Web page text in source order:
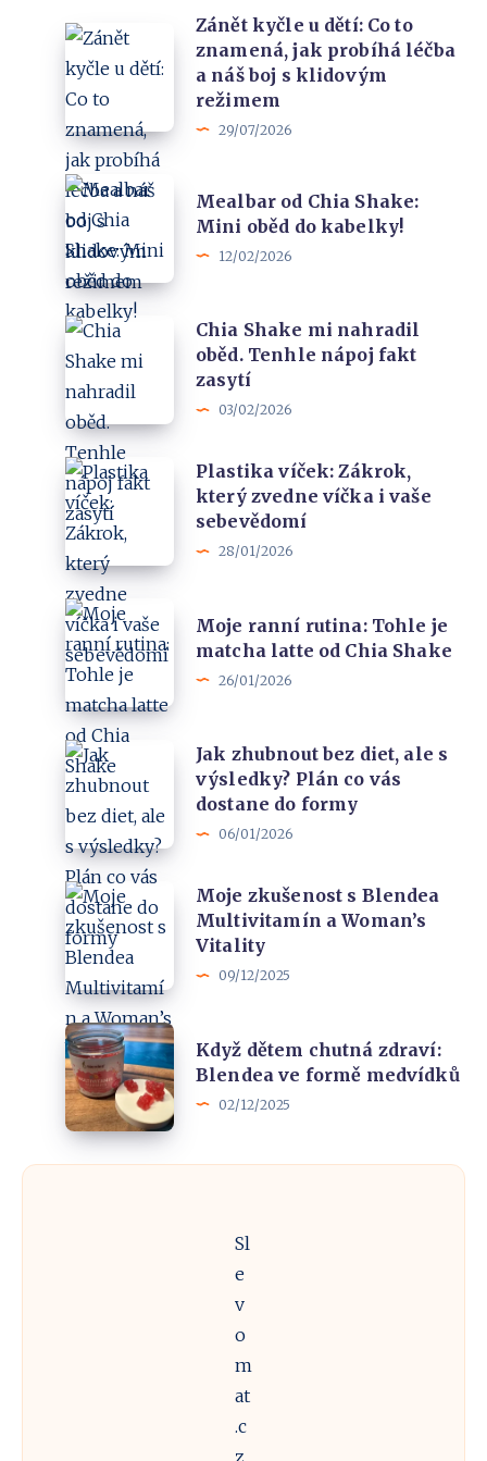
Zánět
kyčle
u
dětí:
Co
to
znamená,
jak
probíhá
léčba
náš
boj
s
klidovým
režimem
Zánět kyčle u dětí: Co to
znamená, jak probíhá léčba
a náš boj s klidovým
režimem
29/07/2026
Mealbar
od
Chia
Shake:
Mini
oběd
do
kabelky!
Mealbar od Chia Shake:
Mini oběd do kabelky!
12/02/2026
Chia
Shake
mi
nahradil
oběd.
Tenhle
nápoj
fakt
zasytí
Chia Shake mi nahradil
oběd. Tenhle nápoj fakt
zasytí
03/02/2026
Plastika
víček:
Zákrok,
který
zvedne
víčka
i
vaše
sebevědomí
Plastika víček: Zákrok,
který zvedne víčka i vaše
sebevědomí
28/01/2026
Moje
ranní
rutina:
Tohle
je
matcha
latte
od
Chia
Shake
Moje ranní rutina: Tohle je
matcha latte od Chia Shake
26/01/2026
Jak
zhubnout
bez
diet,
ale
s
výsledky?
Plán
co
vás
dostane
do
formy
Jak zhubnout bez diet, ale s
výsledky? Plán co vás
dostane do formy
06/01/2026
Moje
zkušenost
s
Blendea
Multivitamín
a
Woman’s
Vitality
Moje zkušenost s Blendea
Multivitamín a Woman’s
Vitality
09/12/2025
Když
dětem
chutná
zdraví:
Když dětem chutná zdraví:
Blendea ve formě medvídků
02/12/2025
Sl
e
v
o
m
at
.c
z